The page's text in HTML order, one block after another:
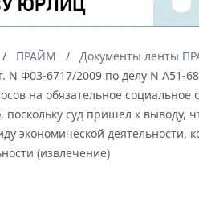
ПРАЙМ Документы ленты
N Ф03-6717/2009 по делу N А51-
на обязательное социальное
суд пришел к выводу,
экономической деятельности,
(извлечение)